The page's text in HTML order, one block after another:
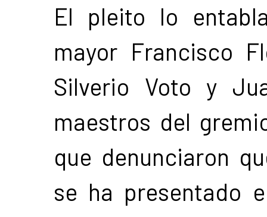
El pleito lo
mayor Francisco
Silverio Voto y
maestros del
que denunciaron
se ha presentado